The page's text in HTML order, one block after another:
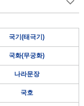
국기(태극기)
국화(무궁화)
나라문장
국호